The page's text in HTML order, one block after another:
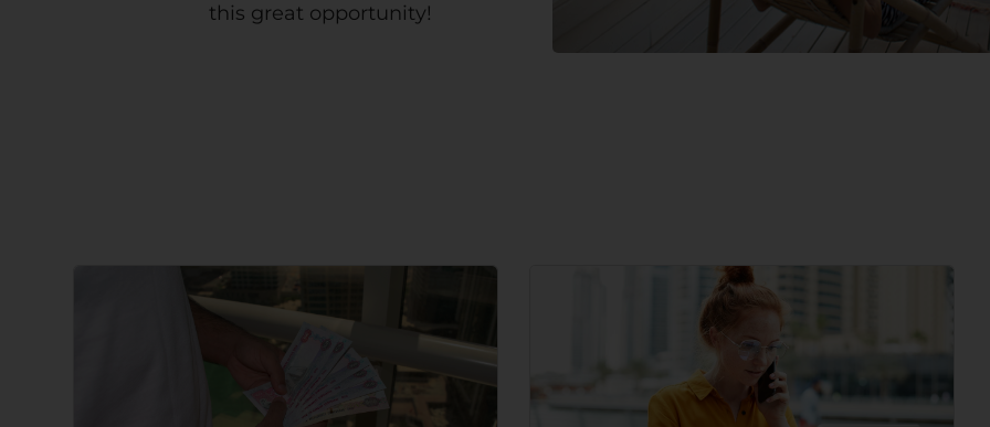
this great opportunity!